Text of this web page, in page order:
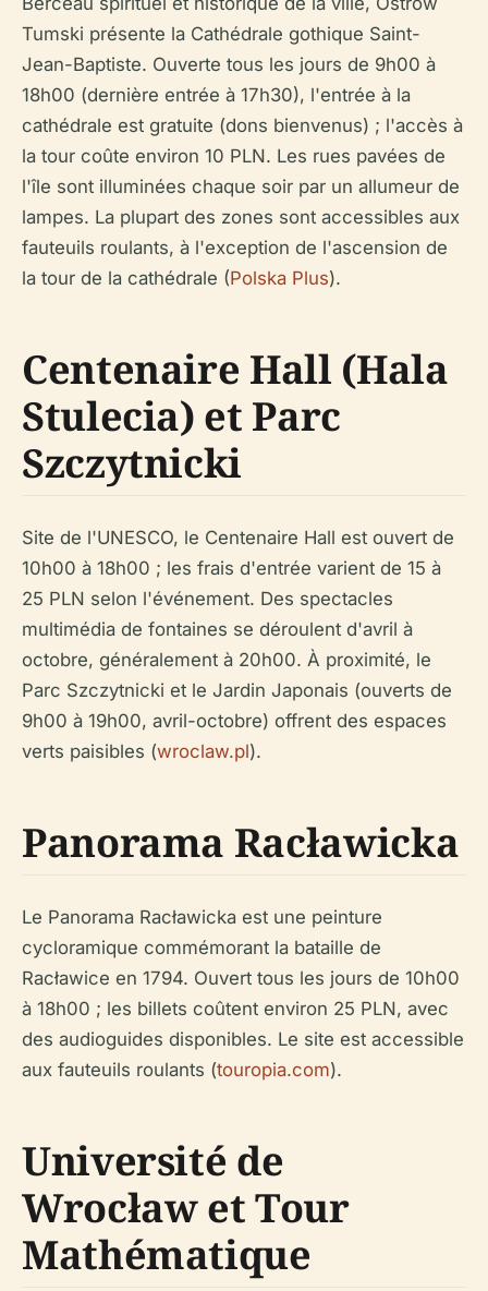
Tumski présente la Cathédrale gothique Saint-
Jean-Baptiste. Ouverte tous les jours de 9h00 à
18h00 (dernière entrée à 17h30), l'entrée à la
cathédrale est gratuite (dons bienvenus) ; l'accès à
la tour coûte environ 10 PLN. Les rues pavées de
l'île sont illuminées chaque soir par un allumeur de
lampes. La plupart des zones sont accessibles aux
fauteuils roulants, à l'exception de l'ascension de
la tour de la cathédrale (Polska Plus).
Centenaire Hall (Hala
Stulecia) et Parc
Szczytnicki
Site de l'UNESCO, le Centenaire Hall est ouvert de
10h00 à 18h00 ; les frais d'entrée varient de 15 à
25 PLN selon l'événement. Des spectacles
multimédia de fontaines se déroulent d'avril à
octobre, généralement à 20h00. À proximité, le
Parc Szczytnicki et le Jardin Japonais (ouverts de
9h00 à 19h00, avril-octobre) offrent des espaces
verts paisibles (wroclaw.pl).
Panorama Racławicka
Le Panorama Racławicka est une peinture
cycloramique commémorant la bataille de
Racławice en 1794. Ouvert tous les jours de 10h00
à 18h00 ; les billets coûtent environ 25 PLN, avec
des audioguides disponibles. Le site est accessible
aux fauteuils roulants (touropia.com).
Université de
Wrocław et Tour
Mathématique